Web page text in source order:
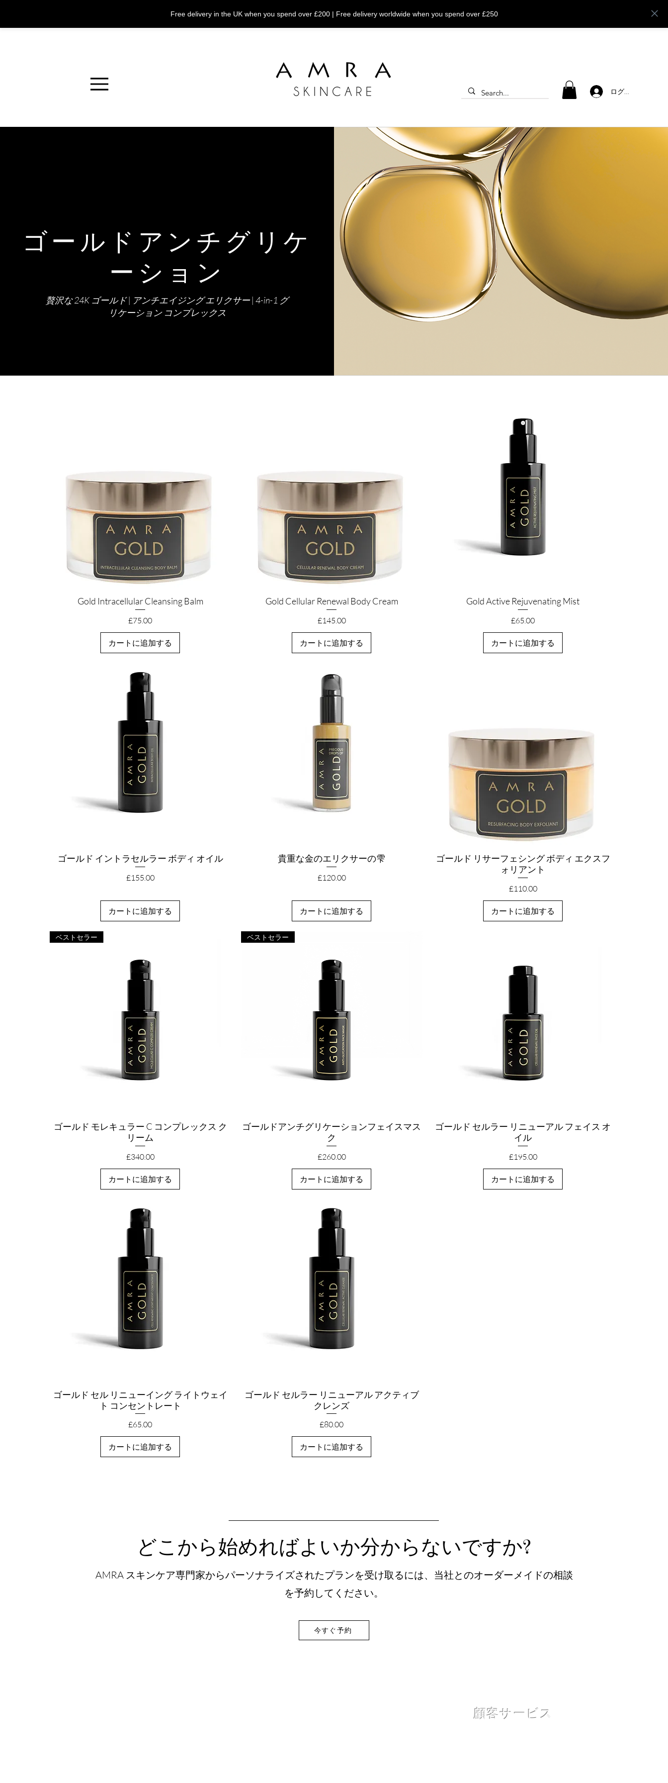
Free delivery in the UK when you spend over £200 | Free delivery worldwide when you spend over £250
ログイン
ゴールドアンチグリケ
ーション
贅沢な 24K ゴールド | アンチエイジング エリクサー | 4-in-1 グ
リケーション コンプレックス
クイックビュー
Gold Intracellular Cleansing Balm
価格
£75.00
カートに追加する
クイックビュー
Gold Cellular Renewal Body Cream
価格
£145.00
カートに追加する
クイックビュー
Gold Active Rejuvenating Mist
価格
£65.00
カートに追加する
クイックビュー
ゴールド イントラセルラー ボディ オイル
価格
£155.00
カートに追加する
クイックビュー
貴重な金のエリクサーの雫
価格
£120.00
カートに追加する
クイックビュー
ゴールド リサーフェシング ボディ エクスフ
ォリアント
価格
£110.00
カートに追加する
クイックビュー
ベストセラー
ゴールド モレキュラー C コンプレックス ク
リーム
価格
£340.00
カートに追加する
クイックビュー
ベストセラー
ゴールドアンチグリケーションフェイスマス
ク
価格
£260.00
カートに追加する
クイックビュー
ゴールド セルラー リニューアル フェイス オ
イル
価格
£195.00
カートに追加する
クイックビュー
ゴールド セル リニューイング ライトウェイ
ト コンセントレート
価格
£65.00
カートに追加する
クイックビュー
ゴールド セルラー リニューアル アクティブ
クレンズ
価格
£80.00
カートに追加する
どこから始めればよいか分からないですか?
AMRA スキンケア専門家からパーソナライズされたプランを受け取るには、当社とのオーダーメイドの相談
を予約してください。
今すぐ予約
顧客サービス